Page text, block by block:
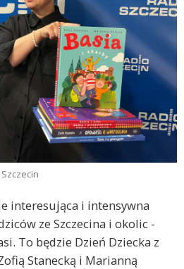
interesująca i intensywna
ze Szczecina i okolic -
To będzie Dzień Dziecka z
Stanecką i Marianną